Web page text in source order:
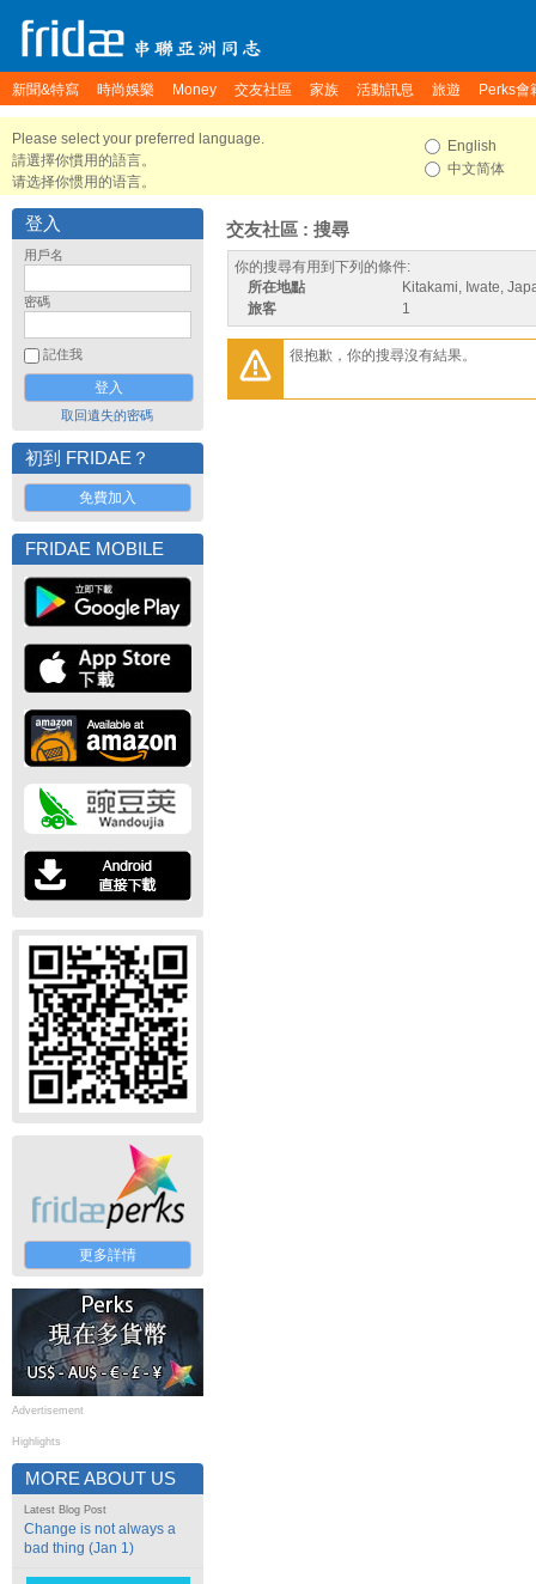
新聞&特寫 時尚娛樂 Money 交友社區 家族 活動訊息 旅遊 Perks會
Please select your preferred language.
請選擇你慣用的語言。
请选择你惯用的语言。
English
中文简体
登入
用戶名
密碼
記住我
取回遺失的密碼
初到 FRIDAE？
免費加入
FRIDAE MOBILE
更多詳情
Advertisement
Highlights
MORE ABOUT US
Latest Blog Post
Change is not always a
bad thing (Jan 1)
交友社區 : 搜尋
你的搜尋有用到下列的條件:
所在地點
Kitakami, Iwate,
旅客
1
很抱歉，你的搜尋沒有結果。